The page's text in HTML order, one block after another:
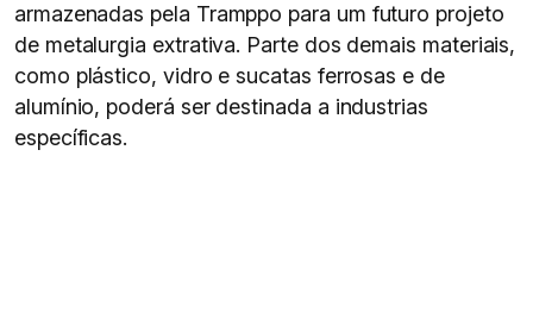
armazenadas pela Tramppo para um futuro projeto
de metalurgia extrativa. Parte dos demais materiais,
como plástico, vidro e sucatas ferrosas e de
alumínio, poderá ser destinada a industrias
específicas.